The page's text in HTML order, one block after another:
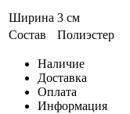
Ширина 3 см
Состав
Полиэстер
Наличие
Доставка
Оплата
Информация